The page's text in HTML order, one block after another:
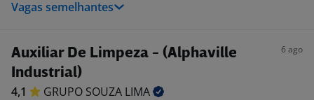
Vagas semelhantes
Auxiliar De Limpeza - (Alphaville
Industrial)
6 ago
4,1 GRUPO SOUZA LIMA